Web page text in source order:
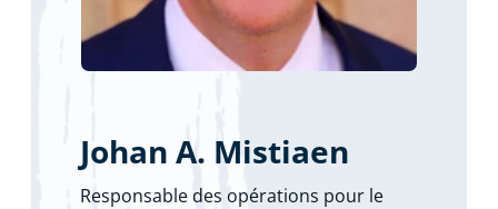
Johan A. Mistiaen
Responsable des opérations pour le